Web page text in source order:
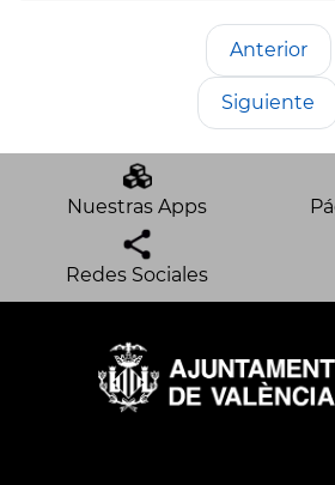
Anterior
Siguiente
Nuestras Apps
Redes Sociales